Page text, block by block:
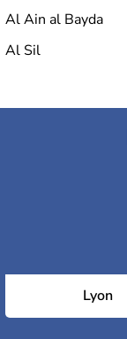
Al Ain al Bayda
Al Sil
Lyon